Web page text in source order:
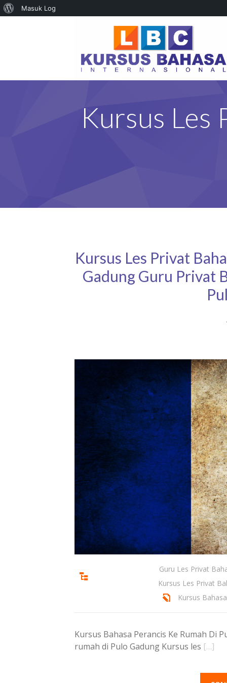
Kursus Les
Kursus Les Privat
Gadung Guru Privat
Guru Les Privat
Kursus Les Privat
Kursus
Kursus Bahasa Perancis Ke Rumah Di
rumah di Pulo Gadung Kursus les […]
Tentang
Masuk Log